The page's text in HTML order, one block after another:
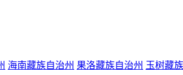
海南藏族自治州 果洛藏族自治州 玉树藏